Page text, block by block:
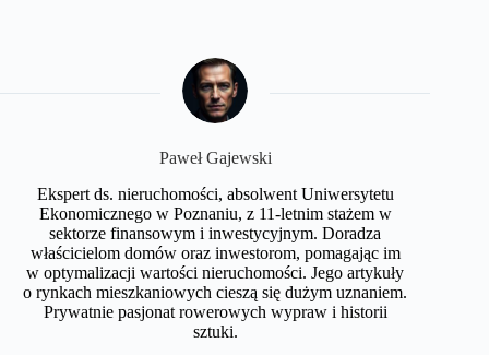
Paweł Gajewski
Ekspert ds. nieruchomości, absolwent Uniwersytetu
Ekonomicznego w Poznaniu, z 11-letnim stażem w
sektorze finansowym i inwestycyjnym. Doradza
właścicielom domów oraz inwestorom, pomagając im
w optymalizacji wartości nieruchomości. Jego artykuły
o rynkach mieszkaniowych cieszą się dużym uznaniem.
Prywatnie pasjonat rowerowych wypraw i historii
sztuki.